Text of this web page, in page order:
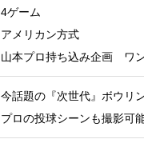
4ゲーム
アメリカン方式
山本プロ持ち込み企画 ワンシ
今話題の『次世代』ボウリン
プロの投球シーンも撮影可能